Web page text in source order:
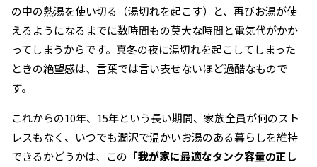
の中の熱湯を使い切る（湯切れを起こす）と、再びお湯が使
えるようになるまでに数時間もの莫大な時間と電気代がかか
ってしまうからです。真冬の夜に湯切れを起こしてしまった
ときの絶望感は、言葉では言い表せないほど過酷なもので
す。
これからの10年、15年という長い期間、家族全員が何のスト
レスもなく、いつでも潤沢で温かいお湯のある暮らしを維持
できるかどうかは、この 「我が家に最適なタンク容量の正し